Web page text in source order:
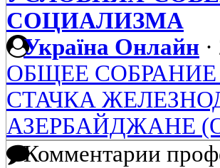
СОЦИАЛИЗМА
Україна Онлайн ·
ОБЩЕЕ
СТАЧКА
АЗЕРБАЙДЖАНЕ
Комментарии